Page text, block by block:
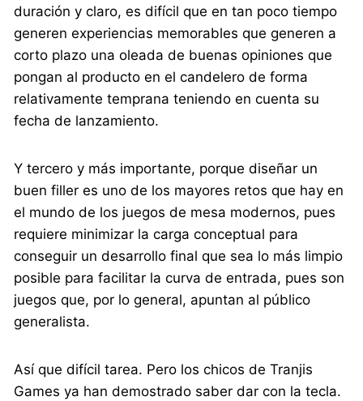
duración y claro, es difícil que en tan poco tiempo
generen experiencias memorables que generen a
corto plazo una oleada de buenas opiniones que
pongan al producto en el candelero de forma
relativamente temprana teniendo en cuenta su
fecha de lanzamiento.
Y tercero y más importante, porque diseñar un
buen filler es uno de los mayores retos que hay en
el mundo de los juegos de mesa modernos, pues
requiere minimizar la carga conceptual para
conseguir un desarrollo final que sea lo más limpio
posible para facilitar la curva de entrada, pues son
juegos que, por lo general, apuntan al público
generalista.
Así que difícil tarea. Pero los chicos de Tranjis
Games ya han demostrado saber dar con la tecla.